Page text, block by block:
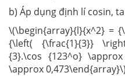
b) Áp dụng định lí cosin,
\(\begin{array}{l}{x^2} =
{\left( {\frac{1}{3}}
{3}.\cos {123^o}
\approx 0,473\end{array}\)